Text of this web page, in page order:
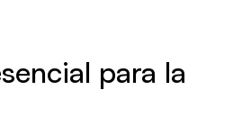
para la